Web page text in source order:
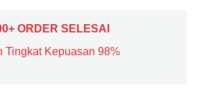
ORDER SELESAI
Tingkat Kepuasan 98%